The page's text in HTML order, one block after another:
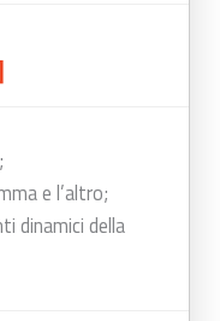
e l’altro;
dinamici della